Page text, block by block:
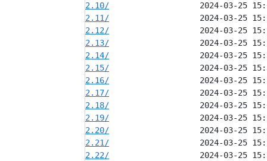
2.10/
2.11/
2.12/
2.13/
2.14/
2.15/
2.16/
2.17/
2.18/
2.19/
2.20/
2.21/
2.22/